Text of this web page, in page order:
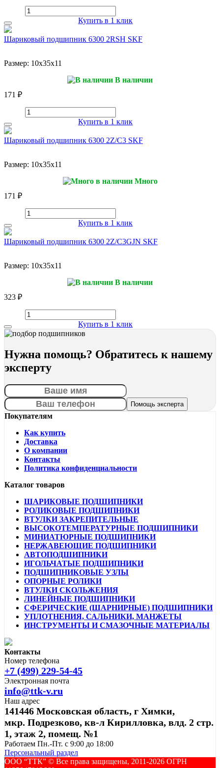
Купить в 1 клик
Шариковый подшипник 6300 2RSH SKF
Размер: 10x35x11
В наличии
171 ₽
Купить в 1 клик
Шариковый подшипник 6300 2Z/C3 SKF
Размер: 10x35x11
Много
171 ₽
Купить в 1 клик
Шариковый подшипник 6300 2Z/C3GJN SKF
Размер: 10x35x11
В наличии
323 ₽
Купить в 1 клик
Нужна помощь? Обратитесь к нашему
эксперту
Покупателям
Как купить
Доставка
О компании
Контакты
Политика конфиденциальности
Каталог товаров
ШАРИКОВЫЕ ПОДШИПНИКИ
РОЛИКОВЫЕ ПОДШИПНИКИ
ВТУЛКИ ЗАКРЕПИТЕЛЬНЫЕ
ВЫСОКОТЕМПЕРАТУРНЫЕ ПОДШИПНИКИ
МИНИАТЮРНЫЕ ПОДШИПНИКИ
НЕРЖАВЕЮЩИЕ ПОДШИПНИКИ
АВТОПОДШИПНИКИ
ИГОЛЬЧАТЫЕ ПОДШИПНИКИ
ПОДШИПНИКОВЫЕ УЗЛЫ
ОПОРНЫЕ РОЛИКИ
ВТУЛКИ СКОЛЬЖЕНИЯ
ЛИНЕЙНЫЕ ПОДШИПНИКИ
СФЕРИЧЕСКИЕ (ШАРНИРНЫЕ) ПОДШИПНИКИ
УПЛОТНЕНИЯ, САЛЬНИКИ, МАНЖЕТЫ
ИНСТРУМЕНТЫ И СМАЗОЧНЫЕ МАТЕРИАЛЫ
Контакты
Номер телефона
+7 (499) 229-54-45
Электронная почта
info@ttk-v.ru
Наш адрес
141446 Московская область, г Химки,
мкр. Подрезково, кв-л Кирилловка, влд. 2 стр.
1, этаж 2, помещ. №1
Работаем Пн.-Пт. с 9:00 до 18:00
Персональный раздел
ООО “ТТК” ©️ Все права защищены, 2011-2026 ОГРН